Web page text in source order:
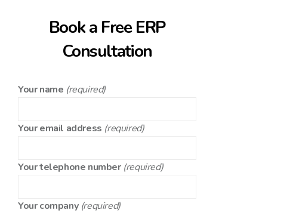
Book a Free ERP
Consultation
Your name (required)
Your email address (required)
Your telephone number (required)
Your company (required)